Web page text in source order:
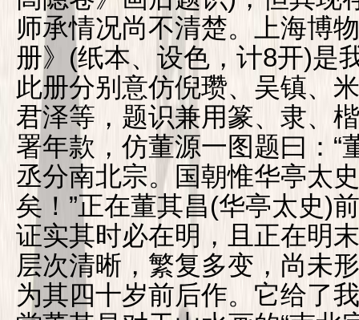
师承情况尚不清楚。上海博
册》(纸本、设色，计8开)是
此册分别意仿倪瓒、吴镇、
君泽等，题识兼用篆、隶、
署年款，仿董源一图题曰：“
丞分南北宗。国朝惟华亭太
矣！”正在董其昌(华亭太史)
证实其时必在明，且正在明
层次清晰，繁复多变，尚未
为其四十岁前后作。它给了